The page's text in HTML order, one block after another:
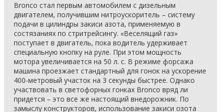
Bronco стал первым автомобилем с дизельным
двигателем, получившим нитроускоритель – систему
подачи в цилиндры закиси азота, применяемую в
состязаниях по стритрейсингу. «Веселящий газ»
поступает в двигатель, пока водитель удерживает
специальную кнопку на руле. При этом мощность
мотора увеличивается на 50 л. с. В режиме форсажа
машина проезжает стандартный для гонок на ускорение
400-метровый участок на 3 секунды быстрее. Однако
участвовать в светофорных гонках Bronco вряд ли
придется – это все же настоящий внедорожник. По
замыслу конструкторов, использование закиси озота